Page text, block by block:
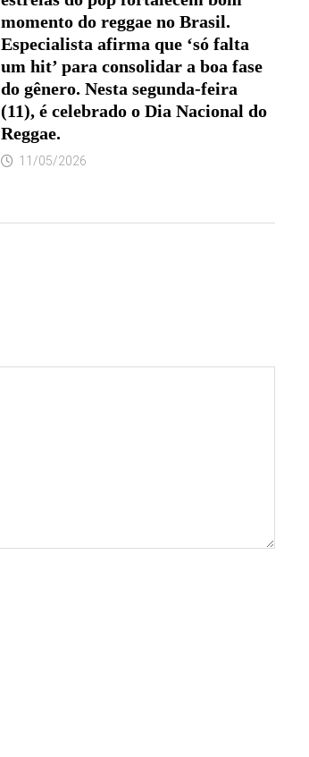
momento do reggae no Brasil.
Especialista afirma que ‘só falta
um hit’ para consolidar a boa fase
do gênero. Nesta segunda-feira
(11), é celebrado o Dia Nacional do
Reggae.
11/05/2026